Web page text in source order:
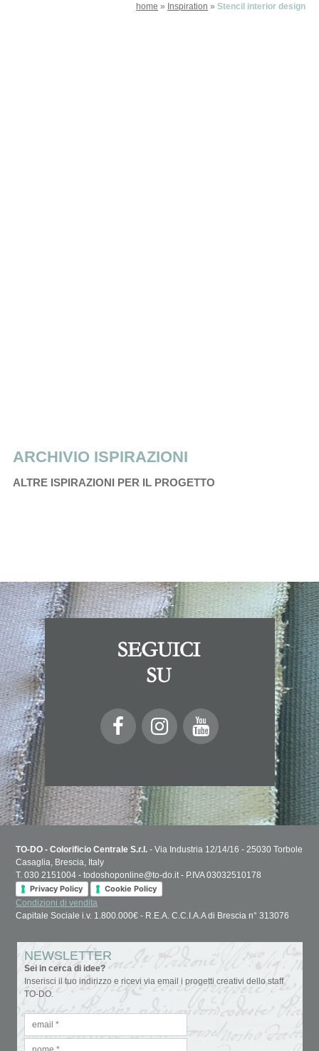
home » Inspiration »Stencil interior design
ARCHIVIO ISPIRAZIONI
ALTRE ISPIRAZIONI PER IL PROGETTO
TO-DO - Colorificio Centrale S.r.l. - Via Industria 12/14/16 - 25030 Torbole
Casaglia, Brescia, Italy
T. 030 2151004 - todoshoponline@to-do.it - P.IVA 03032510178
Privacy Policy
Cookie Policy
Condizioni di vendita
Capitale Sociale i.v. 1.800.000€ - R.E.A. C.C.I.A.A di Brescia n° 313076
NEWSLETTER
Sei in cerca di idee?
Inserisci il tuo indirizzo e ricevi via email i progetti creativi dello staff
TO-DO.